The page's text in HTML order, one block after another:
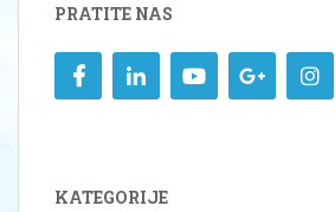
PRATITE NAS
KATEGORIJE